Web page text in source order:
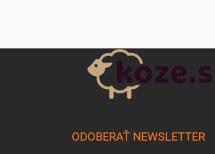
ODOBERAŤ NEWSLETTER